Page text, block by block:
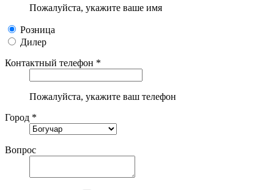
Пожалуйста, укажите ваше имя
Розница
Дилер
Контактный телефон *
Пожалуйста, укажите ваш телефон
Город *
Вопрос